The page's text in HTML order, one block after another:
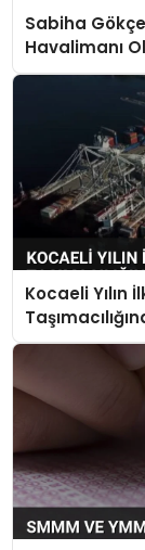
Sabiha
Havalimanı
Kocaeli Yılın